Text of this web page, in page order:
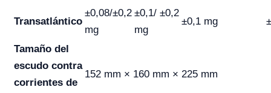
Transatlántico
±0,08/±0,2
mg
±0,1/ ±0,2
mg
±0,1 mg
Tamaño del
escudo contra
corrientes de
152 mm × 160 mm × 225 mm